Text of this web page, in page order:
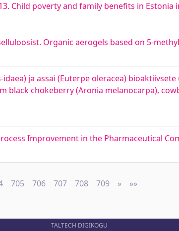
Child poverty and family benefits in Estonia
Organic aerogels based on 5-
ja assai (Euterpe oleracea)
black chokeberry (Aronia melanocarpa),
Improvement in the Pharmaceutical
705 706 707 708 709 » Next
»»
TALTECH DIGIKOGU